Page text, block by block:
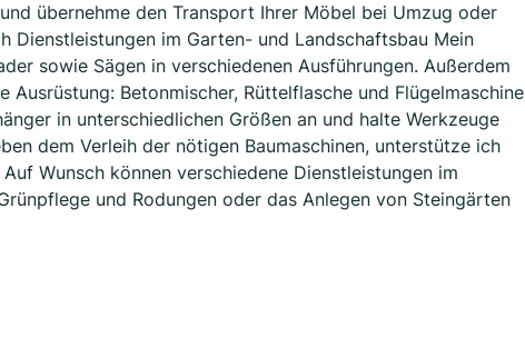
übernehme den Transport Ihrer Möbel bei Umzug oder
Dienstleistungen im Garten- und Landschaftsbau Mein
sowie Sägen in verschiedenen Ausführungen. Außerdem
Betonmischer, Rüttelflasche und Flügelmaschine
in unterschiedlichen Größen an und halte Werkzeuge
dem Verleih der nötigen Baumaschinen, unterstütze ich
Wunsch können verschiedene Dienstleistungen im
und Rodungen oder das Anlegen von Steingärten